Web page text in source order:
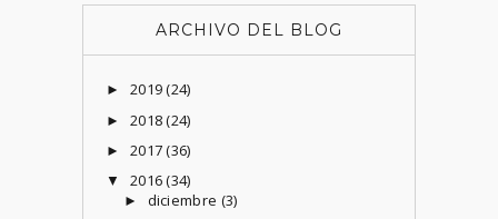
ARCHIVO DEL BLOG
► 2019(24)
► 2018(24)
► 2017(36)
▼ 2016(34)
► diciembre (3)